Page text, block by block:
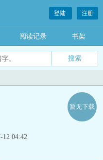
登陆 注册
阅读记录 书架
暂无下载
12 04:42